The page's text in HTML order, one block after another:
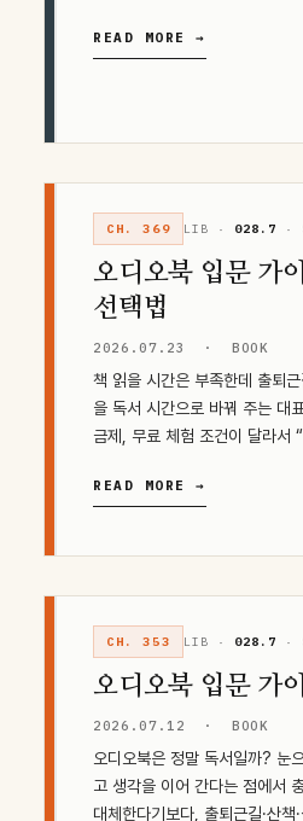
READ MORE →
CH. 369 LIB · 028.7 ·
오디오북 입문 가
선택법
2026.07.23 · BOOK
책 읽을 시간은 부족한데 출퇴
을 독서 시간으로 바꿔 주는 대
금제, 무료 체험 조건이 달라서
READ MORE →
CH. 353 LIB · 028.7 ·
오디오북 입문 가
2026.07.12 · BOOK
오디오북은 정말 독서일까? 눈
고 생각을 이어 간다는 점에서
대체한다기보다, 출퇴근길·산